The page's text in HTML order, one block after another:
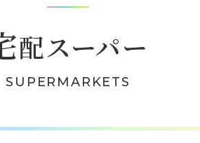
配スーパー
​SUPERMARKETS